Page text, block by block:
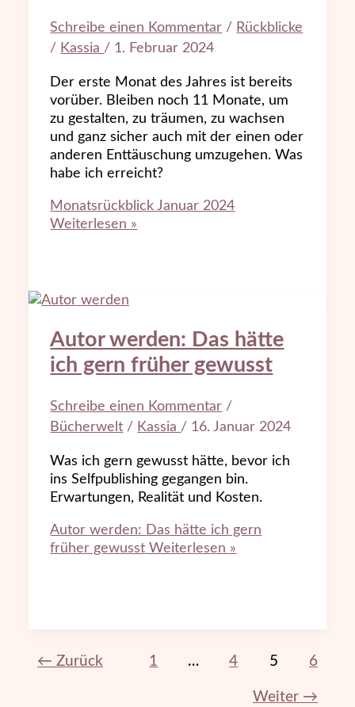
Schreibe einen Kommentar / Rückblicke
/ Kassia / 1. Februar 2024
Der erste Monat des Jahres ist bereits
vorüber. Bleiben noch 11 Monate, um
zu gestalten, zu träumen, zu wachsen
und ganz sicher auch mit der einen oder
anderen Enttäuschung umzugehen. Was
habe ich erreicht?
Monatsrückblick Januar 2024
Weiterlesen »
Autor werden: Das hätte
ich gern früher gewusst
Schreibe einen Kommentar /
Bücherwelt / Kassia / 16. Januar 2024
Was ich gern gewusst hätte, bevor ich
ins Selfpublishing gegangen bin.
Erwartungen, Realität und Kosten.
Autor werden: Das hätte ich gern
früher gewusst Weiterlesen »
← Zurück 1 … 4 5 6
Weiter →